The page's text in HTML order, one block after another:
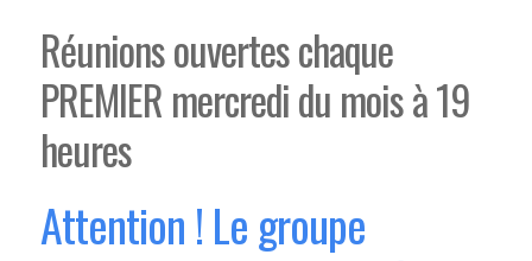
Réunions ouvertes chaque
PREMIER mercredi du mois à 19
heures
Attention ! Le groupe